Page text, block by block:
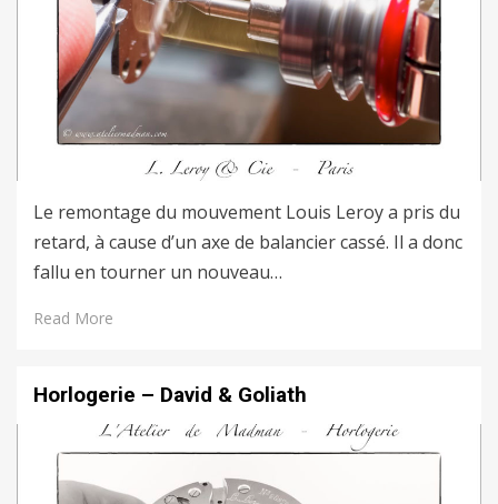
Le remontage du mouvement Louis Leroy a pris du
retard, à cause d’un axe de balancier cassé. Il a donc
fallu en tourner un nouveau…
Read More
Horlogerie – David & Goliath